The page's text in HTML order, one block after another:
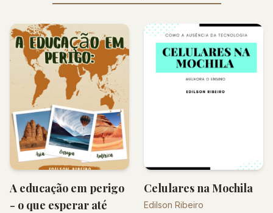
A educação em perigo
- o que esperar até
Celulares na Mochila
Edilson Ribeiro